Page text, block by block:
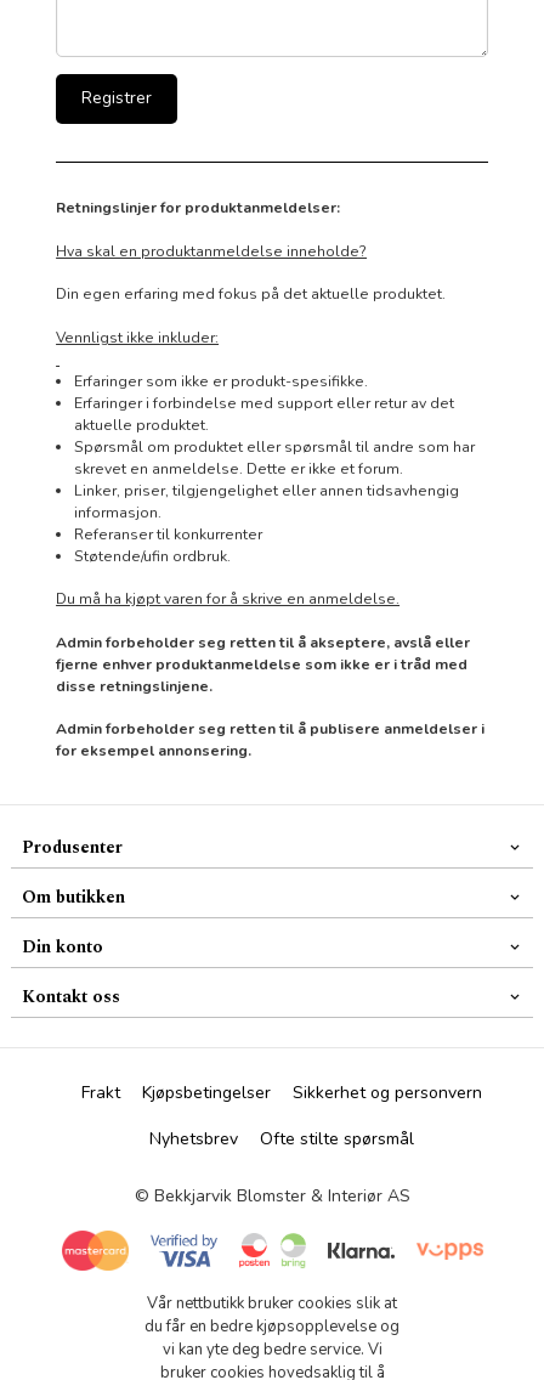
Retningslinjer for produktanmeldelser:
Hva skal en produktanmeldelse inneholde?
Din egen erfaring med fokus på det aktuelle produktet.
Vennligst ikke inkluder:
Erfaringer som ikke er produkt-spesifikke.
Erfaringer i forbindelse med support eller retur av det
aktuelle produktet.
Spørsmål om produktet eller spørsmål til andre som har
skrevet en anmeldelse. Dette er ikke et forum.
Linker, priser, tilgjengelighet eller annen tidsavhengig
informasjon.
Referanser til konkurrenter
Støtende/ufin ordbruk.
Du må ha kjøpt varen for å skrive en anmeldelse.
Admin forbeholder seg retten til å akseptere, avslå eller
fjerne enhver produktanmeldelse som ikke er i tråd med
disse retningslinjene.
Admin forbeholder seg retten til å publisere anmeldelser i
for eksempel annonsering.
Produsenter
Om butikken
Din konto
Kontakt oss
Frakt Kjøpsbetingelser
Sikkerhet og personvern
Nyhetsbrev
Ofte stilte spørsmål
© Bekkjarvik Blomster & Interiør AS
Vår nettbutikk bruker cookies slik at
du får en bedre kjøpsopplevelse og
vi kan yte deg bedre service. Vi
bruker cookies hovedsaklig til å